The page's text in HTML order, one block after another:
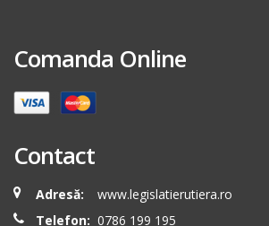
Comanda Online
Contact
Adresă:
www.legislatierutiera.ro
Telefon: 0786 199 195